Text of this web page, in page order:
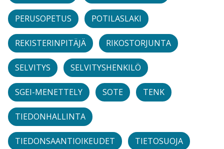
PERUSOPETUS POTILASLAKI
REKISTERINPITÄJÄ RIKOSTORJUNTA
SELVITYS SELVITYSHENKILÖ
SGEI-MENETTELY SOTE TENK
TIEDONHALLINTA
TIEDONSAANTIOIKEUDET TIETOSUOJA